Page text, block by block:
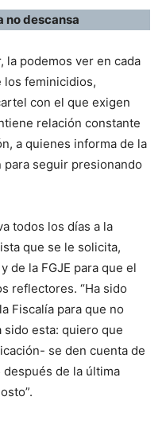
no descansa
la podemos ver en cada
los feminicidios,
con el que exigen
relación constante
a quienes informa de la
seguir presionando
todos los días a la
que se le solicita,
de la FGJE para que el
reflectores. “Ha sido
Fiscalía para que no
esta: quiero que
se den cuenta de
después de la última